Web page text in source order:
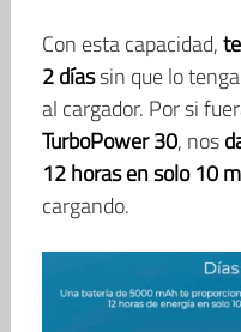
Con esta capacidad,
2 díassin que lo
al cargador. Por si
TurboPower 30, nos
12 horas en solo 10
cargando.